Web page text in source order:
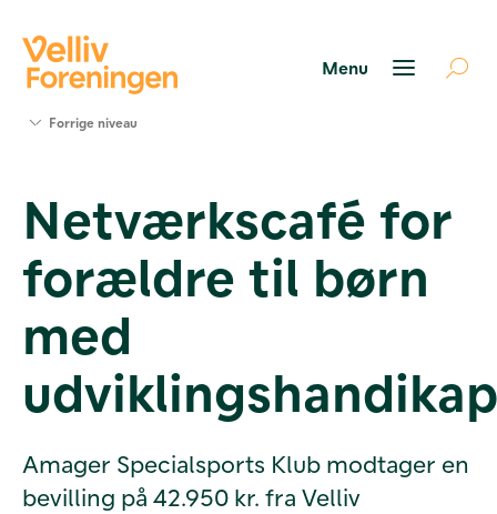
Værktøjer
og viden
Om Velliv
Foreningen
os
Forrige niveau
Netværkscafé for
forældre til børn
med
udviklingshandikap
Amager Specialsports Klub modtager en
bevilling på 42.950 kr. fra Velliv